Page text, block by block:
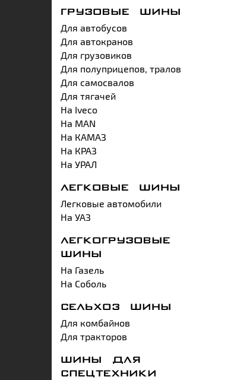
ГРУЗОВЫЕ ШИНЫ
Для автобусов
Для автокранов
Для грузовиков
Для полуприцепов, тралов
Для самосвалов
Для тягачей
На Iveco
На MAN
На КАМАЗ
На КРАЗ
На УРАЛ
ЛЕГКОВЫЕ ШИНЫ
Легковые автомобили
На УАЗ
ЛЕГКОГРУЗОВЫЕ
ШИНЫ
На Газель
На Соболь
СЕЛЬХОЗ ШИНЫ
Для комбайнов
Для тракторов
ШИНЫ ДЛЯ
СПЕЦТЕХНИКИ